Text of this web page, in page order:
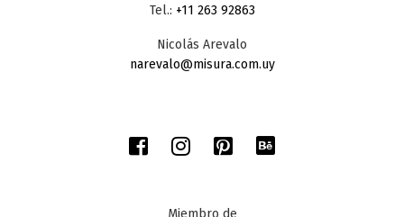
Tel.: +11 263 92863
Nicolás Arevalo
narevalo@misura.com.uy
Miembro de